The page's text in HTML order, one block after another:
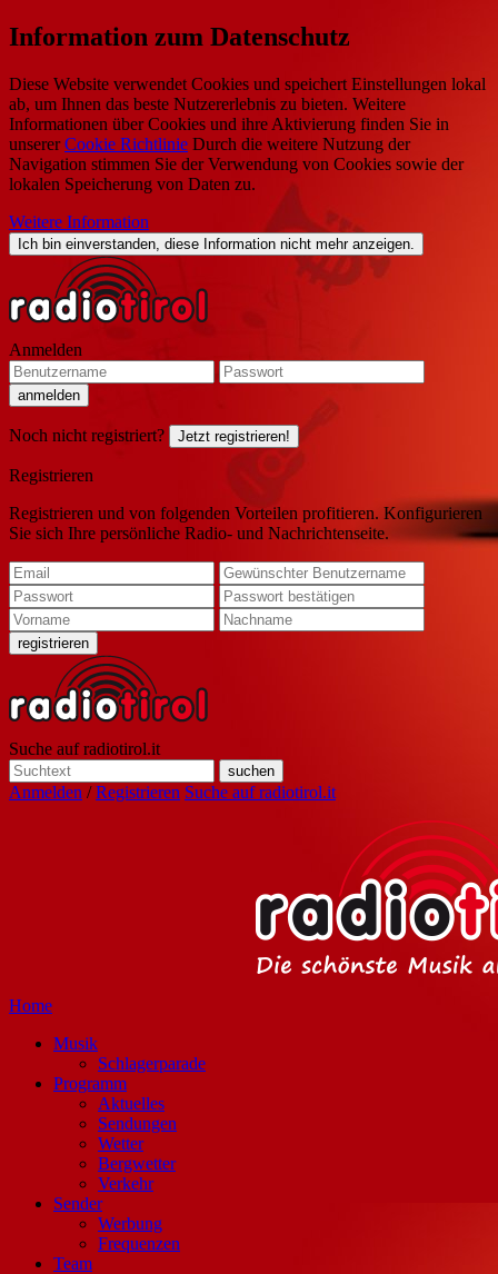
Information zum Datenschutz
Diese Website verwendet Cookies und speichert Einstellungen lokal
ab, um Ihnen das beste Nutzererlebnis zu bieten. Weitere
Informationen über Cookies und ihre Aktivierung finden Sie in
unsererCookie Richtlinie Durch die weitere Nutzung der
Navigation stimmen Sie der Verwendung von Cookies sowie der
lokalen Speicherung von Daten zu.
Weitere Information
Ich bin einverstanden, diese Information nicht mehr anzeigen.
Anmelden
Noch nicht registriert? Jetzt registrieren!
Registrieren
Registrieren und von folgenden Vorteilen profitieren. Konfigurieren
Sie sich Ihre persönliche Radio- und Nachrichtenseite.
Suche auf radiotirol.it
Anmelden /Registrieren Suche auf radiotirol.it
Home
Musik
Schlagerparade
Programm
Aktuelles
Sendungen
Wetter
Bergwetter
Verkehr
Sender
Werbung
Frequenzen
Team